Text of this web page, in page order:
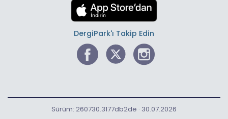
DergiPark'ı Takip Edin
Sürüm: 260730.3177db2de · 30.07.2026